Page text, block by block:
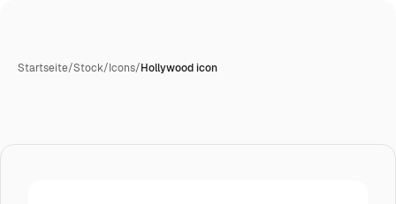
Startseite/Stock/Icons/Hollywood icon